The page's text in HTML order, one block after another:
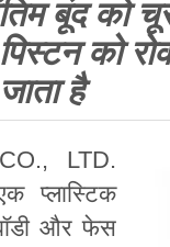
बूंद को
को
है
LTD.
प्लास्टिक
और फेस